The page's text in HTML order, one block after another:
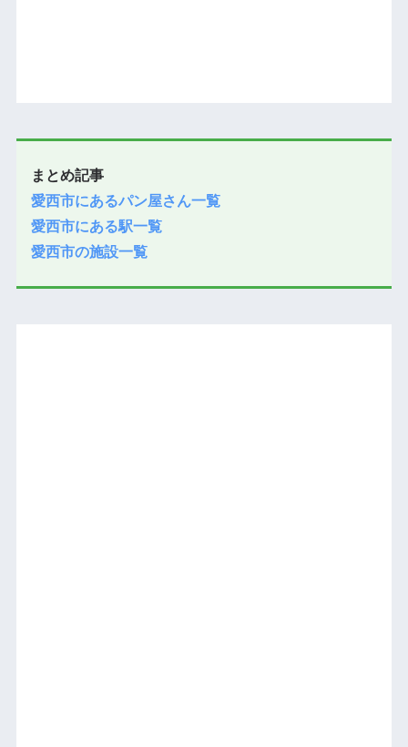
まとめ記事
愛西市にあるパン屋さん一覧
愛西市にある駅一覧
愛西市の施設一覧